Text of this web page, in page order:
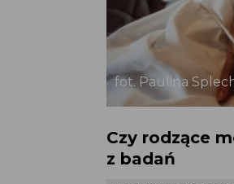
fot. Paulina
Czy rodzące
z badań